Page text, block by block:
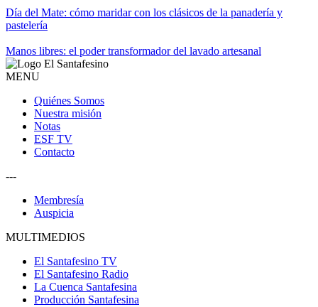
Día del Mate: cómo maridar con los clásicos de la panadería y
pastelería
Manos libres: el poder transformador del lavado artesanal
MENU
Quiénes Somos
Nuestra misión
Notas
ESF TV
Contacto
---
Membresía
Auspicia
MULTIMEDIOS
El Santafesino TV
El Santafesino Radio
La Cuenca Santafesina
Producción Santafesina